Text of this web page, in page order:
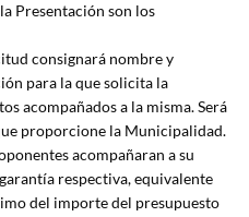
Presentación son los
consignará nombre y
para la que solicita la
acompañados a la misma. Será
proporcione la Municipalidad.
acompañaran a su
respectiva, equivalente
del importe del presupuesto